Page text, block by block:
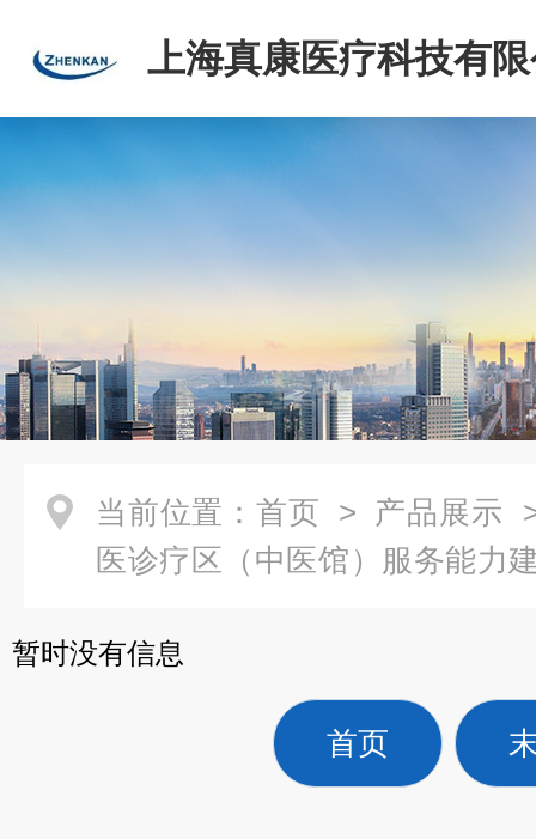
上海真康医疗科技有
当前位置： 首页 > 产品展示
医诊疗区（中医馆）服务能力
暂时没有信息
首页